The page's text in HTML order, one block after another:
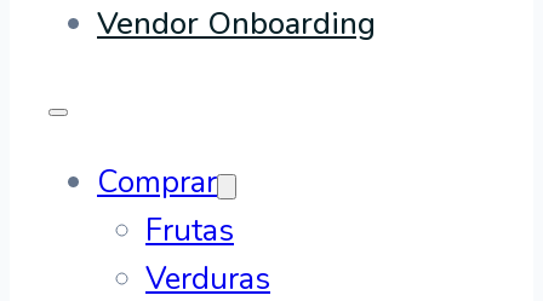
Vendor Onboarding
Comprar
Frutas
Verduras